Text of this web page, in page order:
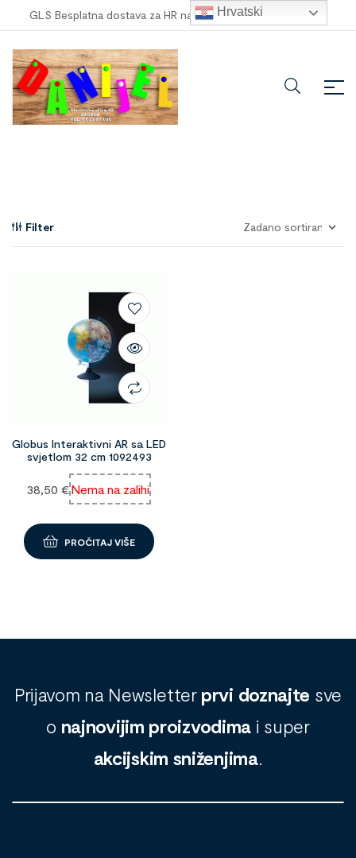
GLS Besplatna dostava za HR narudžbe veće od 100,00 €
Filter
Globus Interaktivni AR sa LED
svjetlom 32 cm 1092493
38,50 €Nema na zalihi
PROČITAJ VIŠE
Prijavom na Newsletter prvi doznajte sve
o najnovijim proizvodima i super
akcijskim sniženjima.
Hrvatski